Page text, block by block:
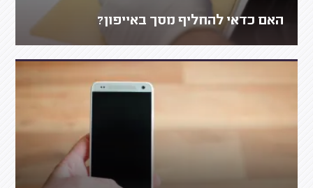
האם כדאי להחליף מסך באייפון?